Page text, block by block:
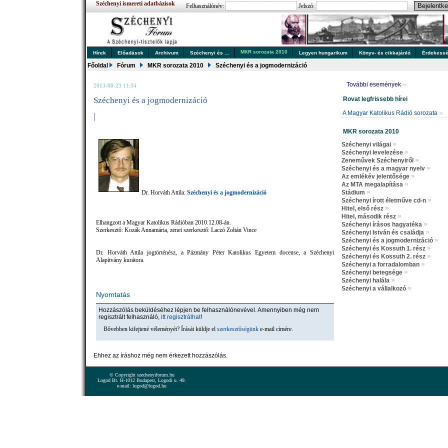
Széchenyi ismereti adatbázisok Felhasználónév: Jelszó:
Hírek Előadások Archivum Széchenyi és ... MKR sorozata 2010 Legyen hungarikum Könyv- és cikkajánló
Főoldal Fórum MKR sorozata 2010 Széchenyi és a jogmodernizáció
2013-08-23 11:34
Széchenyi és a jogmodernizáció
|
Dr. Horváth Attila: Széchenyi és a jogmodernizáció
Elhangzott a Magyar Katolikus Rádióban 2010.12.08-án.
Szerkesztő: Kozák Annamária, zenei szerkesztő: Laczó Zoltán Vince
Dr. Horváth Attila jogtörténész, a Pázmány Péter Katolikus Egyetem docense, a Széchenyi
Alapítvány kurátora.
Nyomtatás
Hozzászólás beküldéséhez lépjen be felhasználónevével. Amennyiben még nem
regisztrált felhasználó, itt regisztrálhat!
Bővebben kifejtené véleményét? Írását küldje el szerkesztőségünk e-mail címére.
Ehhez az íráshoz még nem érkezett hozzászólás.
További események »
Rovat legfrissebb hírei
A Magyar Katolikus Rádió sorozata »
MKR sorozata 2010
Széchenyi világai »
Széchenyi levelezése »
Zeneművek Széchenyiről »
Széchenyi és a magyar nyelv »
Az emlékév jelentősége »
Az MTA megalapítása »
Stádium »
Széchenyi írott életműve cd-n »
Hitel, első rész »
Hitel, második rész »
Széchenyi írásos hagyatéka »
Széchenyi István és családja »
Széchenyi és a jogmodernizáció »
Széchenyi és Kossuth 1. rész »
Széchenyi és Kossuth 2. rész »
Széchenyi a forradalomban »
Széchenyi betegsége »
Széchenyi halála »
Széchenyi a vállalkozó »
© Copyright szechenyiforum.hu
Logod Bt. H-1012 Budapest, Logodi u. 49.
e-mail: logod@logod.hu